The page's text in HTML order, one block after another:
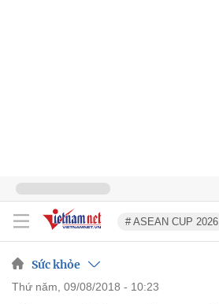
# ASEAN CUP 2026
Sức khỏe
thứ năm, 09/08/2018 - 10:23